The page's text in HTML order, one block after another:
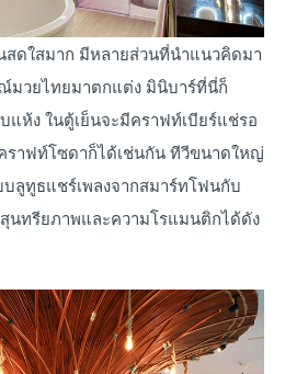
ดใสมาก มีหลายส่วนที่นำแนวคิดมา
มวยไทยมาตกแต่ง มินิบาร์ที่นี่ก็
แห้ง ในตู้เย็นจะมีคราฟท์เบียร์แช่รอ
ราฟท์โซดาก็ได้เช่นกัน ทีวีขนาดใหญ่
ลูทูธแชร์เพลงจากสมาร์ทโฟนกับ
สุนทรียภาพและความโรแมนติกได้ดัง